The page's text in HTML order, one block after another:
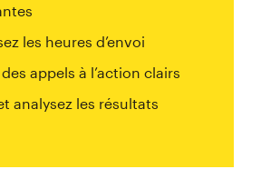
les heures d’envoi
appels à l’action clairs
analysez les résultats